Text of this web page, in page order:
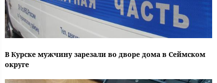
В Курске мужчину зарезали во дворе дома в Сеймском
округе